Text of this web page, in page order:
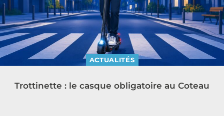
ACTUALITÉS
Trottinette : le casque obligatoire au Coteau